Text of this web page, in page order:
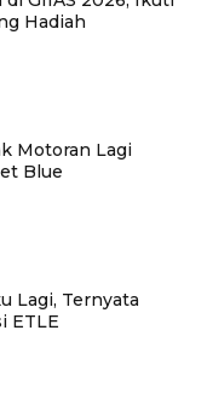
Hadiah
Motoran Lagi
Blue
Lagi, Ternyata
ETLE